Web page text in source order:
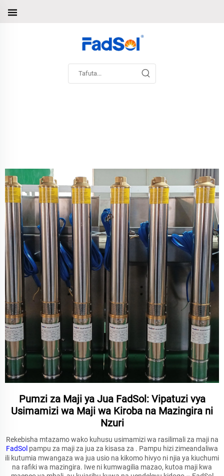
Pumzi za Maji ya Jua FadSol: Vipatuzi vya
Usimamizi wa Maji wa Kiroba na Mazingira ni
Nzuri
Rekebisha mtazamo wako kuhusu usimamizi wa rasilimali za maji na
FadSol pampu za maji za jua za kisasa za . Pampu hizi zimeandaliwa
ili kutumia mwangaza wa jua usio na kikomo hivyo ni njia ya kiuchumi
na rafiki wa mazingira. Iwe ni kumwagilia mazao, kutoa maji kwa